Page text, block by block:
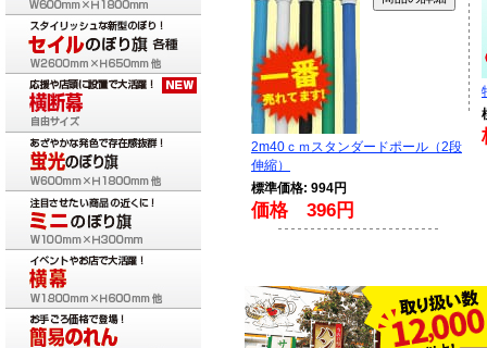
2m40ｃｍスタンダードポール（2段
伸縮）
標準価格: 994円
価格 396円